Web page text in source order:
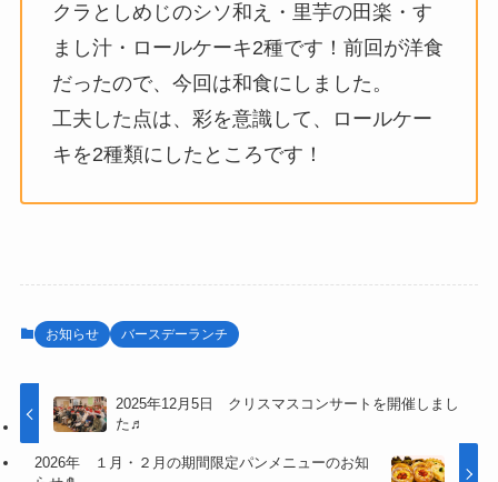
クラとしめじのシソ和え・里芋の田楽・す
まし汁・ロールケーキ2種です！前回が洋食
だったので、今回は和食にしました。
工夫した点は、彩を意識して、ロールケー
キを2種類にしたところです！
お知らせ バースデーランチ
2025年12月5日 クリスマスコンサートを開催しまし
た♬
2026年 １月・２月の期間限定パンメニューのお知